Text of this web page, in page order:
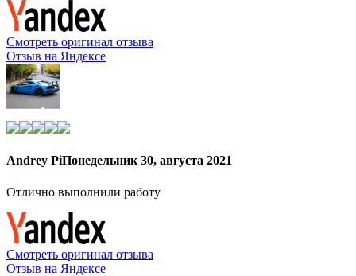
Смотреть оригинал отзыва
Отзыв на Яндексе
Andrey PiПонедельник 30, августа 2021
Отлично выполнили работу
Смотреть оригинал отзыва
Отзыв на Яндексе